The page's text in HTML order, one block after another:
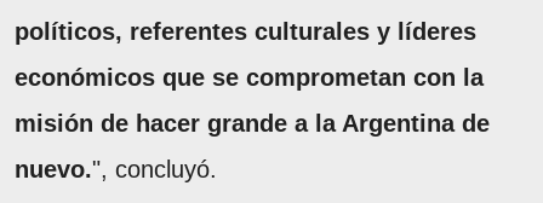
políticos, referentes culturales y líderes
económicos que se comprometan con la
misión de hacer grande a la Argentina de
nuevo.", concluyó.